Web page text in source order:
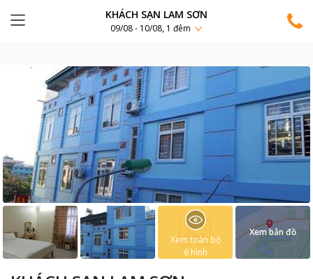
KHÁCH SẠN LAM SƠN
09/08 - 10/08, 1 đêm
Xem toàn bộ
6 hình
Xem bản đồ